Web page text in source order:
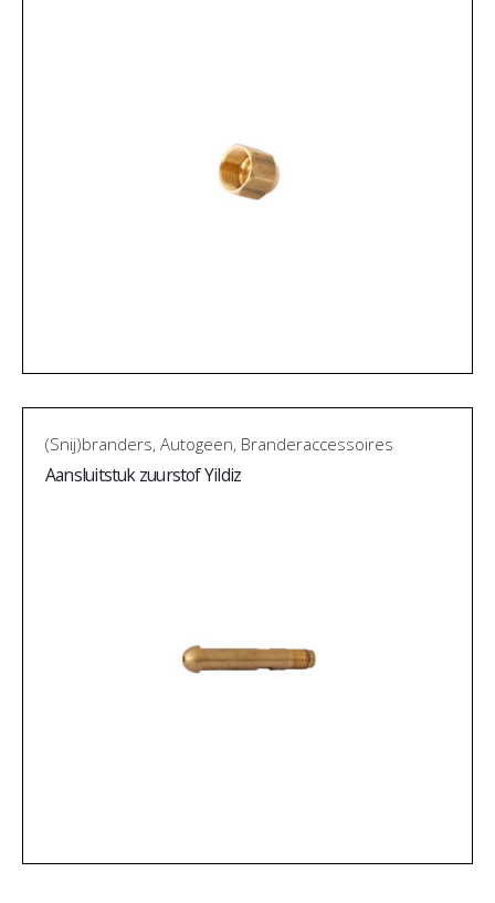
(Snij)branders, Autogeen, Branderaccessoires
Aansluitstuk zuurstof Yildiz